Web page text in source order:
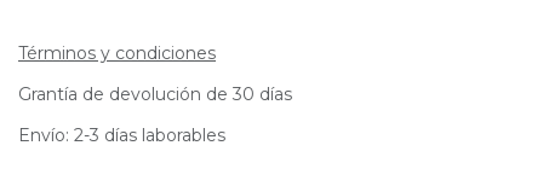
Términos y condiciones
Grantía de devolución de 30 días
Envío: 2-3 días laborables